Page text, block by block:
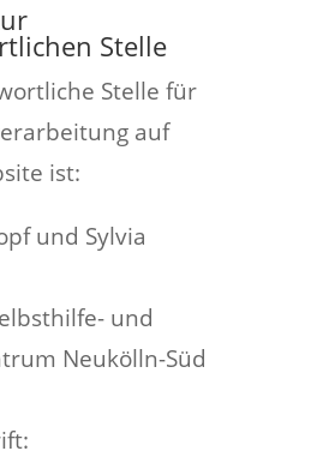
Stelle
Stelle für
auf
ist:
und Sylvia
und
Neukölln-Süd